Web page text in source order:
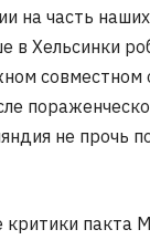
на часть
в Хельсинки
совместном
не прочь
критики пакта